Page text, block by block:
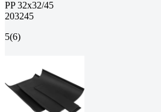
PP 32x32/45
203245
5(6)